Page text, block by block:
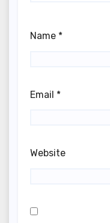
Name *
Email *
Website